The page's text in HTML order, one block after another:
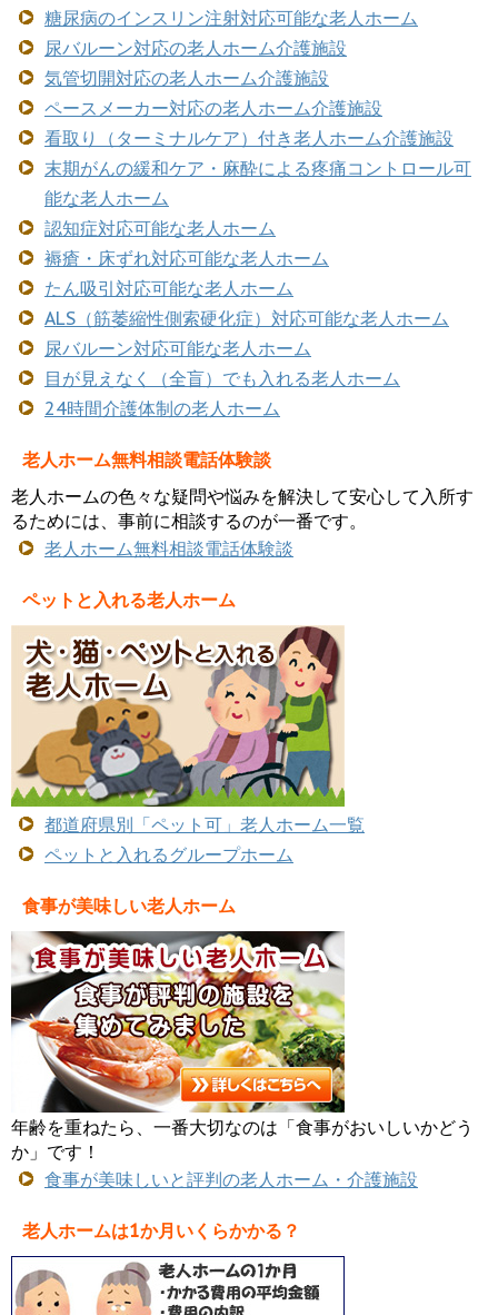
糖尿病のインスリン注射対応可能な老人ホーム
尿バルーン対応の老人ホーム介護施設
気管切開対応の老人ホーム介護施設
ペースメーカー対応の老人ホーム介護施設
看取り（ターミナルケア）付き老人ホーム介護施設
末期がんの緩和ケア・麻酔による疼痛コントロール可
能な老人ホーム
認知症対応可能な老人ホーム
褥瘡・床ずれ対応可能な老人ホーム
たん吸引対応可能な老人ホーム
ALS（筋萎縮性側索硬化症）対応可能な老人ホーム
尿バルーン対応可能な老人ホーム
目が見えなく（全盲）でも入れる老人ホーム
24時間介護体制の老人ホーム
老人ホーム無料相談電話体験談
老人ホームの色々な疑問や悩みを解決して安心して入所す
るためには、事前に相談するのが一番です。
老人ホーム無料相談電話体験談
ペットと入れる老人ホーム
都道府県別「ペット可」老人ホーム一覧
ペットと入れるグループホーム
食事が美味しい老人ホーム
年齢を重ねたら、一番大切なのは「食事がおいしいかどう
か」です！
食事が美味しいと評判の老人ホーム・介護施設
老人ホームは1か月いくらかかる？